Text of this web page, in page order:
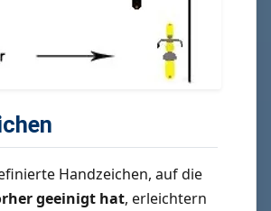
Handzeichen, auf die
geeinigt hat, erleichtern